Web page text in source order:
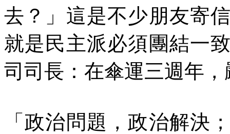
去？」這是不少朋友寄
就是民主派必須團結一
司司長：在傘運三週年
「政治問題，政治解決